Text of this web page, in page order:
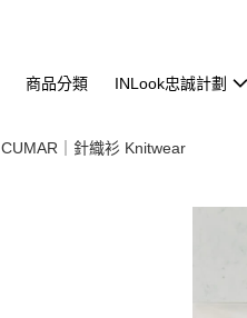
商品分類 INLook忠誠計劃
CUMAR｜針織衫 Knitwear